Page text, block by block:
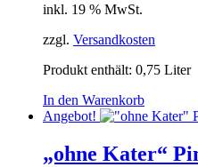
inkl. 19 % MwSt.
zzgl. Versandkosten
Produkt enthält: 0,75 Liter
In den Warenkorb
Angebot!
„ohne Kater“